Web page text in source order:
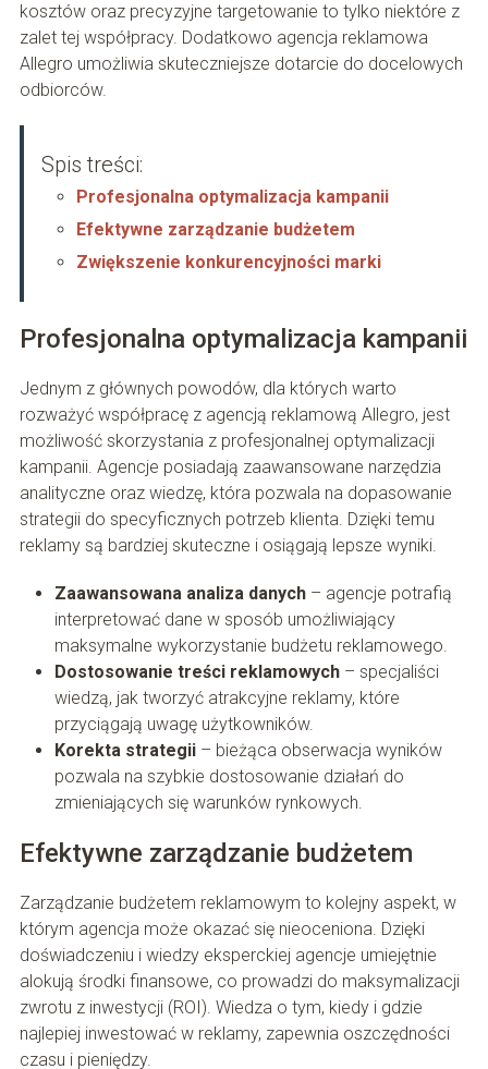
kosztów oraz precyzyjne targetowanie to tylko niektóre z
zalet tej współpracy. Dodatkowo agencja reklamowa
Allegro umożliwia skuteczniejsze dotarcie do docelowych
odbiorców.
Spis treści:
Profesjonalna optymalizacja kampanii
Efektywne zarządzanie budżetem
Zwiększenie konkurencyjności marki
Profesjonalna optymalizacja kampanii
Jednym z głównych powodów, dla których warto
rozważyć współpracę z agencją reklamową Allegro, jest
możliwość skorzystania z profesjonalnej optymalizacji
kampanii. Agencje posiadają zaawansowane narzędzia
analityczne oraz wiedzę, która pozwala na dopasowanie
strategii do specyficznych potrzeb klienta. Dzięki temu
reklamy są bardziej skuteczne i osiągają lepsze wyniki.
Zaawansowana analiza danych – agencje potrafią
interpretować dane w sposób umożliwiający
maksymalne wykorzystanie budżetu reklamowego.
Dostosowanie treści reklamowych– specjaliści
wiedzą, jak tworzyć atrakcyjne reklamy, które
przyciągają uwagę użytkowników.
Korekta strategii– bieżąca obserwacja wyników
pozwala na szybkie dostosowanie działań do
zmieniających się warunków rynkowych.
Efektywne zarządzanie budżetem
Zarządzanie budżetem reklamowym to kolejny aspekt, w
którym agencja może okazać się nieoceniona. Dzięki
doświadczeniu i wiedzy eksperckiej agencje umiejętnie
alokują środki finansowe, co prowadzi do maksymalizacji
zwrotu z inwestycji (ROI). Wiedza o tym, kiedy i gdzie
najlepiej inwestować w reklamy, zapewnia oszczędności
czasu i pieniędzy.